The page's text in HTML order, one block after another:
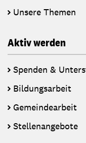
Unsere Themen
Aktiv werden
Spenden &
Bildungsarbeit
Gemeindearbeit
Stellenangebote